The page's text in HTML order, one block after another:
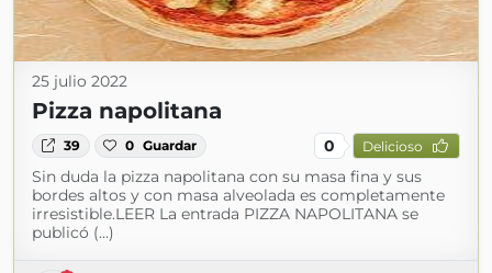
25 julio 2022
Pizza napolitana
39 0 Guardar 0 Delicioso
Sin duda la pizza napolitana con su masa fina y sus
bordes altos y con masa alveolada es completamente
irresistible.LEER La entrada PIZZA NAPOLITANA se
publicó (...)